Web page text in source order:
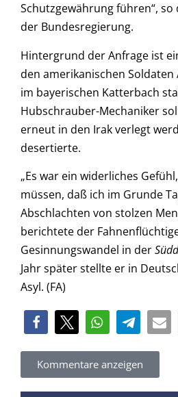
Schutzgewährung führen“,
der Bundesregierung.
Hintergrund der Anfrage ist
den amerikanischen
im bayerischen Katterbach
Hubschrauber-Mechaniker
erneut in den Irak verlegt
desertierte.
„Es war ein widerliches
müssen, daß ich im Grunde
Abschlachten von stolzen
berichtete der
Gesinnungswandel in der
Jahr später stellte er in
Asyl. (FA)
Kommentare anzeigen